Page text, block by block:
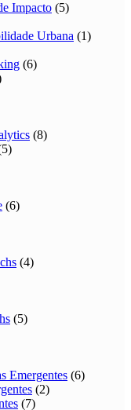
Impacto (5)
Urbana (1)
(6)
(8)
(6)
(4)
(5)
Emergentes (6)
(2)
(7)